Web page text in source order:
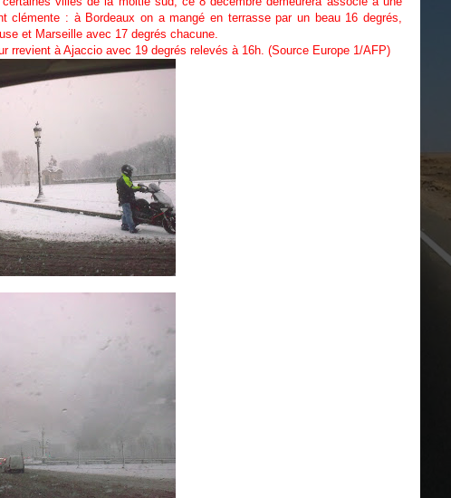
clémente : à Bordeaux on a mangé en terrasse par un beau 16 degrés,
et Marseille avec 17 degrés chacune.
rrevient à Ajaccio avec 19 degrés relevés à 16h. (Source Europe 1/AFP)